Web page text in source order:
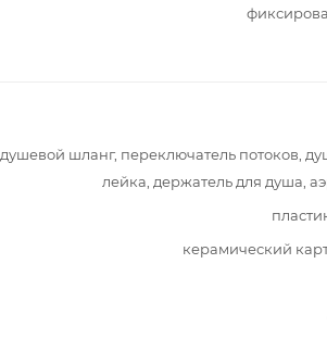
душевой шланг, переключатель потоков,
лейка, держатель для душа,
керамический